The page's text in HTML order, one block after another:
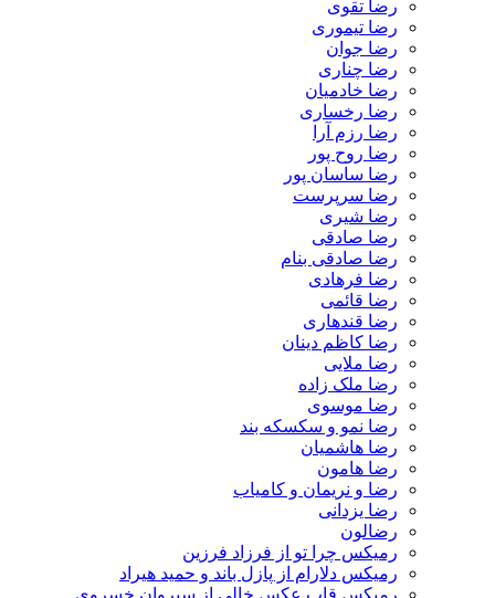
رضا تقوی
رضا تیموری
رضا جوان
رضا چناری
رضا خادمیان
رضا رخساری
رضا رزم آرا
رضا روح پور
رضا ساسان پور
رضا سرپرست
رضا شیری
رضا صادقی
رضا صادقی بنام
رضا فرهادی
رضا قائمی
رضا قندهاری
رضا کاظم دینان
رضا ملایی
رضا ملک زاده
رضا موسوی
رضا نمو و سکسکه بند
رضا هاشمیان
رضا هامون
رضا و نریمان و کامیاب
رضا یزدانی
رضالون
رمیکس چرا تو از فرزاد فرزین
رمیکس دلارام از پازل باند و حمید هیراد